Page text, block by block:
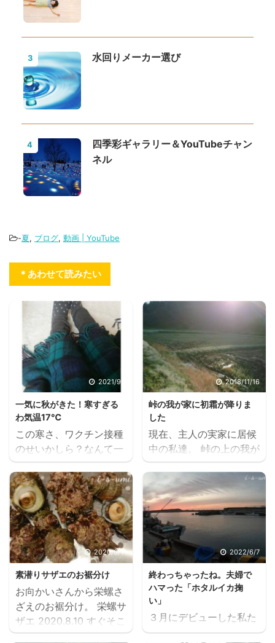
3 水回りメーカー選び
4
四季彩ギャラリー＆YouTubeチャン
ネル
-夏, ブログ, 動画 | YouTube
＊あわせて読みたい
2021/9/1
一気に秋がきた！寒すぎる
わ気温17℃
この寒さ、ワクチン接種
のせいかしら？なんて一
瞬思ったりもしたけれ
ど‥‥。 ちがうちがう。
昨日との気温差10℃の今
日の新潟は17℃まで気温
が低下。 寒いわけだ。
朝から長袖に靴下を履い
て、ブランケットに包ま
って家でゆっくり過ごし
てます。 寒すぎる～
2021.9.1 秋雨前線がしと
しと雨を降らせ。 長月が
一気に秋をつれてきた。
スポンサーリンク ラン
2018/11/16
峠の我が家に初霜が降りま
した
現在、主人の実家に居候
中の私達。 峠の上の我が
家より、昨夜は空一面の
星座と金の月に、時を忘
れて見惚れてしまいまし
た。 あいす明日の朝は冷
え込みそう キレイに晴れ
渡る秋冬の夜空の翌朝
は、放射冷却を連れてき
ます。 予想通りに今朝、
峠に今シーズン初の霜が
降りました。 2018年11
月16日 初霜 そういえ
ば、昨年の今日 我が家に
初雪が降り、朝出掛けに
2020/8/11
素潜りサザエのお裾分け
お向かいさんから栄螺さ
ざえのお裾分け。 栄螺サ
ザエ 2020.8.10 すぐそこ
の日本海で素潜りでとれ
2022/6/7
終わっちゃったね。夫婦で
ハマった「ホタルイカ掬
い」
３月にデビューした私た
ち夫婦の「ホタルイカ掬